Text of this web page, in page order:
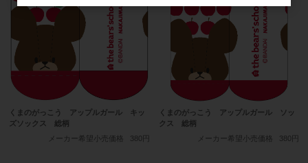
くまのがっこう アップルガール キッ
ズソックス 総柄
メーカー希望小売価格
380円
くまのがっこう アップルガール ソッ
クス 総柄
メーカー希望小売価格
380円